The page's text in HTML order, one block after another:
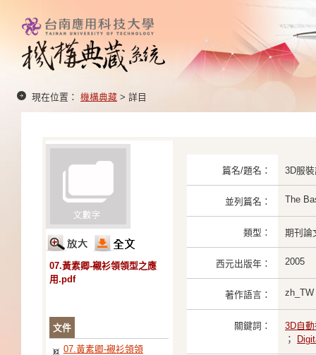
現在位置： 機構典藏 > 詳目
07.黃素卿-襯衫領領型之應
用.pdf
文件
07.黃素卿-襯衫領領
篇名/題名： 3D服
並列篇名： The
類型： 期刊論
西元出版年： 2005
著作語言： zh_TW
關鍵詞：
3D自
；